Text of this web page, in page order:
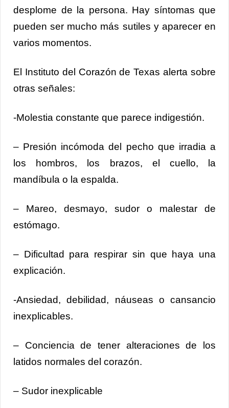
desplome de la persona. Hay síntomas que
pueden ser mucho más sutiles y aparecer en
varios momentos.
El Instituto del Corazón de Texas alerta sobre
otras señales:
-Molestia constante que parece indigestión.
– Presión incómoda del pecho que irradia a
los hombros, los brazos, el cuello, la
mandíbula o la espalda.
– Mareo, desmayo, sudor o malestar de
estómago.
– Dificultad para respirar sin que haya una
explicación.
-Ansiedad, debilidad, náuseas o cansancio
inexplicables.
– Conciencia de tener alteraciones de los
latidos normales del corazón.
– Sudor inexplicable